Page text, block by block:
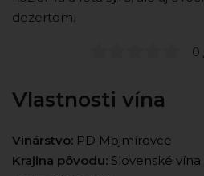
dezertom.
0
Vlastnosti vína
Vinárstvo: PD Mojmírovce
Krajina pôvodu: Slovenské vína